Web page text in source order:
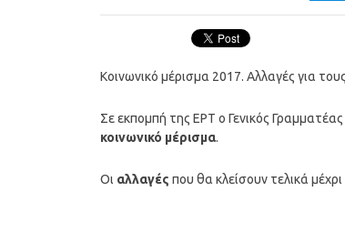
Κοινωνικό μέρισμα 2017. Αλλαγές για
Σε εκπομπή της ΕΡΤ ο Γενικός
κοινωνικό μέρισμα.
Οι αλλαγές που θα κλείσουν τελικά